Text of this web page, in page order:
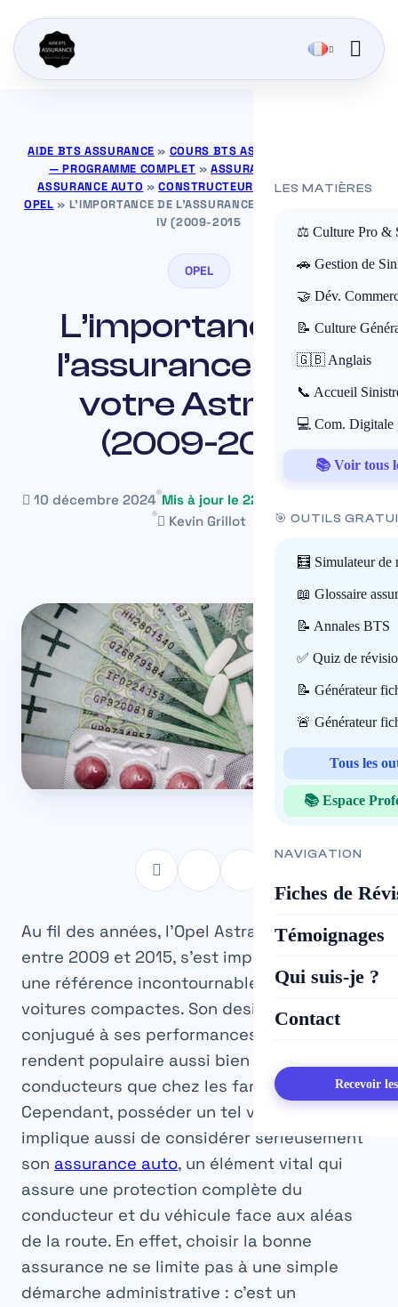
LES MATIÈRES
⚖️ Culture Pro &
🚗 Gestion de
🤝 Dév.
📝 Culture
🇬🇧 Anglais
📞 Accueil
💻 Com. Digitale
📚 Voir tous
🎯 OUTILS
🧮 Simulateur de
📖 Glossaire
📝 Annales BTS
✅ Quiz de
📝 Générateur
🚨 Générateur
Tous les
📚 Espace
NAVIGATION
Fiches de
Témoignages
Qui suis-je ?
Contact
Recevoir
AIDE BTS ASSURANCE » COURS BTS ASSURANCE GRATUITS
— PROGRAMME COMPLET »ASSURANCE DE BIENS
ASSURANCE AUTO »CONSTRUCTEURS AUTOMOBILES»
OPEL » L’IMPORTANCE DE L’ASSURANCE POUR VOTRE ASTRA
IV (2009-2015
OPEL
L’importance de
l’assurance pour
votre Astra IV
(2009-2015
10 décembre 2024 Mis à jour le 22 mai 2026
Kevin Grillot
Au fil des années, l’Opel Astra IV, produite
entre 2009 et 2015, s’est imposée comme
une référence incontournable parmi les
voitures compactes. Son design moderne
conjugué à ses performances techniques la
rendent populaire aussi bien chez les jeunes
conducteurs que chez les familles.
Cependant, posséder un tel véhicule
implique aussi de considérer sérieusement
son assurance auto, un élément vital qui
assure une protection complète du
conducteur et du véhicule face aux aléas
de la route. En effet, choisir la bonne
assurance ne se limite pas à une simple
démarche administrative : c’est un